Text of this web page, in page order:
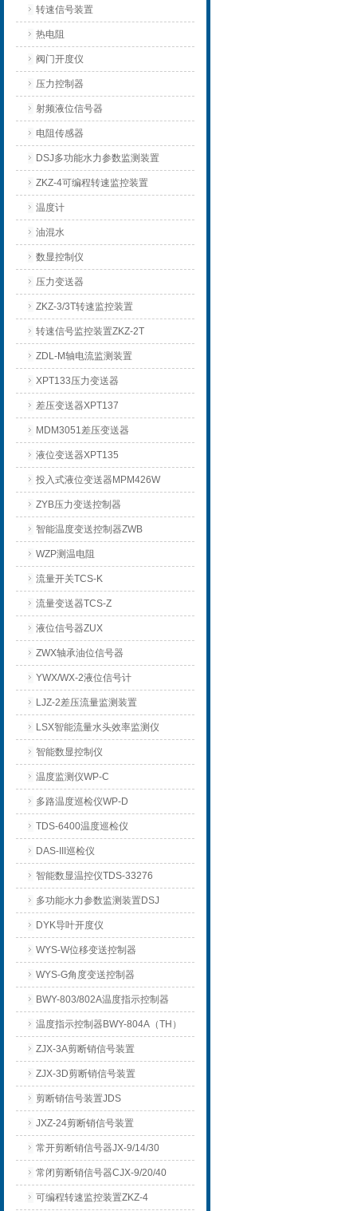
转速信号装置
热电阻
阀门开度仪
压力控制器
射频液位信号器
电阻传感器
DSJ多功能水力参数监测装置
ZKZ-4可编程转速监控装置
温度计
油混水
数显控制仪
压力变送器
ZKZ-3/3T转速监控装置
转速信号监控装置ZKZ-2T
ZDL-M轴电流监测装置
XPT133压力变送器
差压变送器XPT137
MDM3051差压变送器
液位变送器XPT135
投入式液位变送器MPM426W
ZYB压力变送控制器
智能温度变送控制器ZWB
WZP测温电阻
流量开关TCS-K
流量变送器TCS-Z
液位信号器ZUX
ZWX轴承油位信号器
YWX/WX-2液位信号计
LJZ-2差压流量监测装置
LSX智能流量水头效率监测仪
智能数显控制仪
温度监测仪WP-C
多路温度巡检仪WP-D
TDS-6400温度巡检仪
DAS-III巡检仪
智能数显温控仪TDS-33276
多功能水力参数监测装置DSJ
DYK导叶开度仪
WYS-W位移变送控制器
WYS-G角度变送控制器
BWY-803/802A温度指示控制器
温度指示控制器BWY-804A（TH）
ZJX-3A剪断销信号装置
ZJX-3D剪断销信号装置
剪断销信号装置JDS
JXZ-24剪断销信号装置
常开剪断销信号器JX-9/14/30
常闭剪断销信号器CJX-9/20/40
可编程转速监控装置ZKZ-4